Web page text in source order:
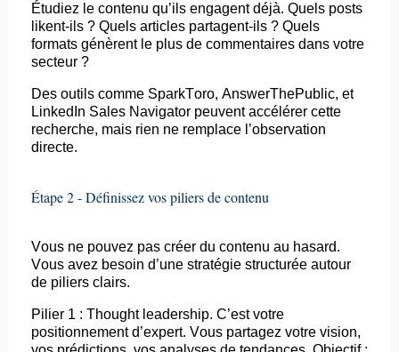
Étudiez le contenu qu’ils engagent déjà. Quels posts
likent-ils ? Quels articles partagent-ils ? Quels
formats génèrent le plus de commentaires dans votre
secteur ?
Des outils comme SparkToro, AnswerThePublic, et
LinkedIn Sales Navigator peuvent accélérer cette
recherche, mais rien ne remplace l’observation
directe.
Étape 2 - Définissez vos piliers de contenu
Vous ne pouvez pas créer du contenu au hasard.
Vous avez besoin d’une stratégie structurée autour
de piliers clairs.
Pilier 1 : Thoughtleadership. C’est votre
positionnement d’expert. Vous partagez votre vision,